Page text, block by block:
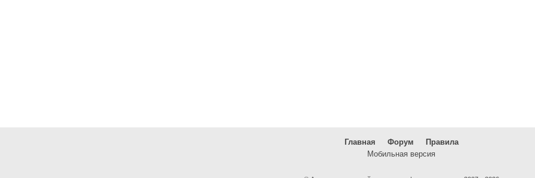
Главная Форум
Правила
Мобильная версия